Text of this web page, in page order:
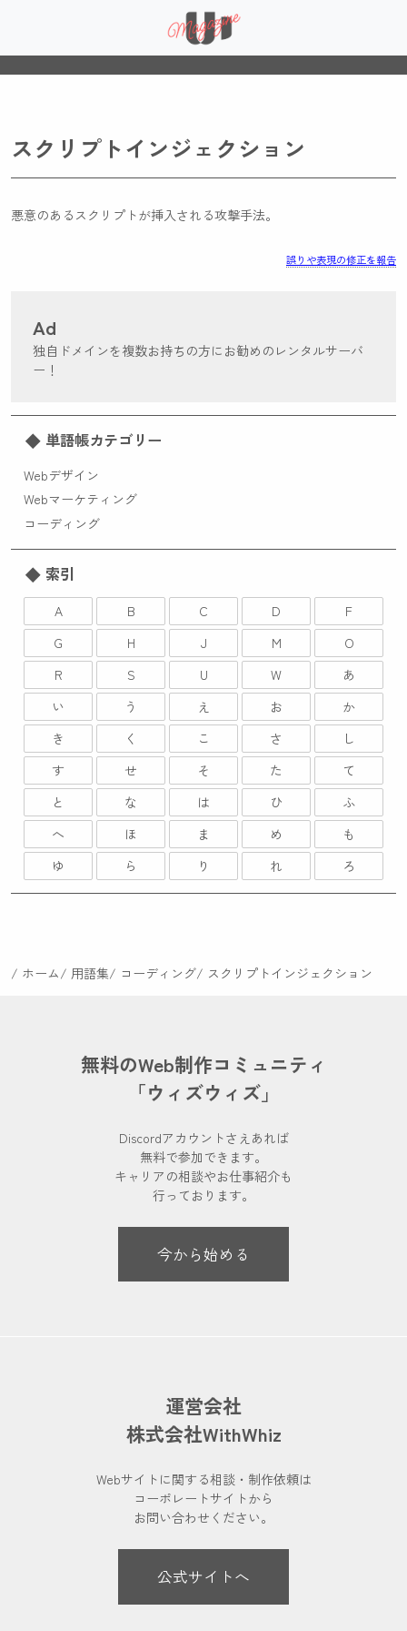
スクリプトインジェクション
悪意のあるスクリプトが挿入される攻撃手法。
誤りや表現の修正を報告
Ad
独自ドメインを複数お持ちの方にお勧めのレンタルサーバ
ー！
単語帳カテゴリー
Webデザイン
Webマーケティング
コーディング
索引
A B C D
F
G
H J M
O
R
S U W
あ
い
う え お
か
き
く こ さ
し
す
せ そ た
て
と
な は ひ
ふ
へ
ほ ま め
も
ゆ
ら り れ ろ
ホーム 用語集 コーディング スクリプトインジェクション
無料のWeb制作コミュニティ
「ウィズウィズ」
Discordアカウントさえあれば
無料で参加できます。
キャリアの相談やお仕事紹介も
行っております。
今から始める
運営会社
株式会社WithWhiz
Webサイトに関する相談・制作依頼は
コーポレートサイトから
お問い合わせください。
公式サイトへ